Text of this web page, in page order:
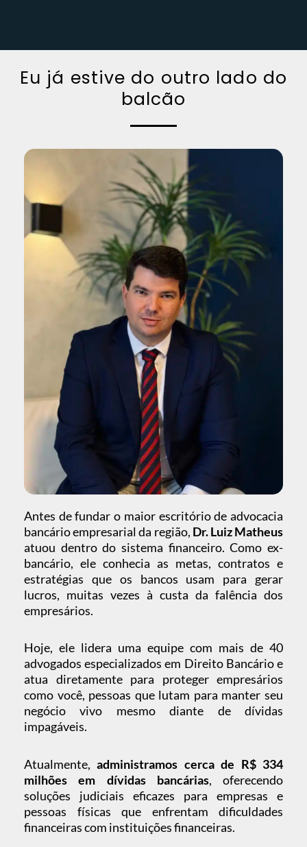
Eu já estive do outro lado do
balcão
Antes de fundar o maior escritório de advocacia
bancário empresarial da região, Dr. Luiz Matheus
atuou dentro do sistema financeiro. Como ex-
bancário, ele conhecia as metas, contratos e
estratégias que os bancos usam para gerar
lucros, muitas vezes à custa da falência dos
empresários.
Hoje, ele lidera uma equipe com mais de 40
advogados especializados em Direito Bancário e
atua diretamente para proteger empresários
como você, pessoas que lutam para manter seu
negócio vivo mesmo diante de dívidas
impagáveis.
Atualmente,administramos cerca de R$ 334
milhões em dívidas bancárias, oferecendo
soluções judiciais eficazes para empresas e
pessoas físicas que enfrentam dificuldades
financeiras com instituições financeiras.